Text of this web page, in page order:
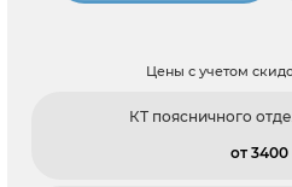
Цены с учетом
КТ поясничного
от 3400